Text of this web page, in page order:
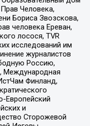
Человека,
Бориса Звозскова,
человека Ереван,
лосося, TVR
исследований им
журналистов
Россию,
Международная
Финланд,
Европейский
и
Сторожевой